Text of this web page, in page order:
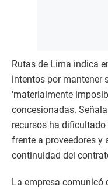
Rutas de Lima indica
intentos por mantener
‘materialmente
concesionadas.
recursos ha
frente a proveedores y
continuidad del
La empresa comunicó